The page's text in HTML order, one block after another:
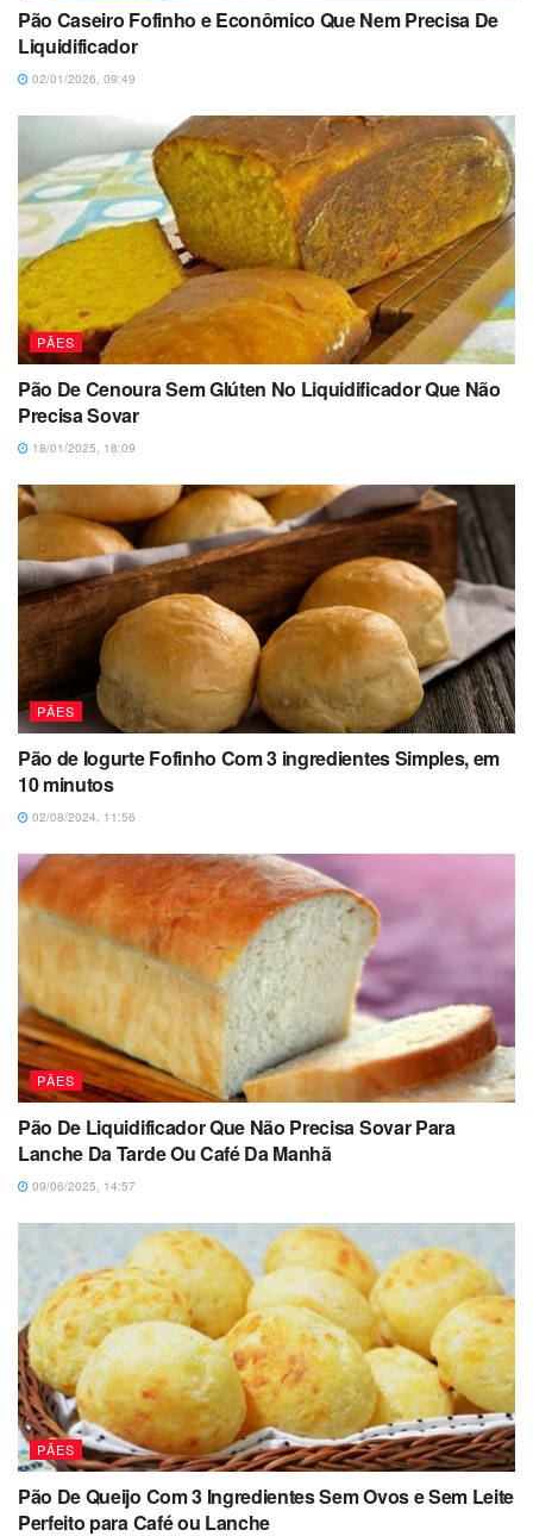
Pão Caseiro Fofinho e Econômico Que Nem Precisa De
Liquidificador
02/01/2026, 09:49
PÃES
Pão De Cenoura Sem Glúten No Liquidificador Que Não
Precisa Sovar
18/01/2025, 18:09
PÃES
Pão de Iogurte Fofinho Com 3 ingredientes Simples, em
10 minutos
02/08/2024, 11:56
PÃES
Pão De Liquidificador Que Não Precisa Sovar Para
Lanche Da Tarde Ou Café Da Manhã
09/06/2025, 14:57
PÃES
Pão De Queijo Com 3 Ingredientes Sem Ovos e Sem Leite
Perfeito para Café ou Lanche